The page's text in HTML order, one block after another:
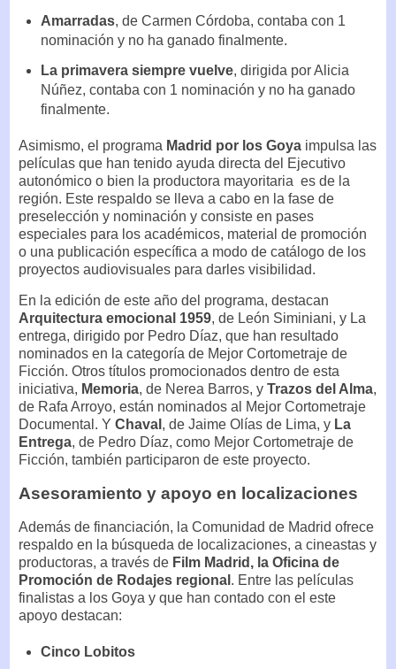
Amarradas, de Carmen Córdoba, contaba con 1
nominación y no ha ganado finalmente.
La primavera siempre vuelve, dirigida por Alicia
Núñez, contaba con 1 nominación y no ha ganado
finalmente.
Asimismo, el programa Madrid por los Goya impulsa las
películas que han tenido ayuda directa del Ejecutivo
autonómico o bien la productora mayoritaria es de la
región. Este respaldo se lleva a cabo en la fase de
preselección y nominación y consiste en pases
especiales para los académicos, material de promoción
o una publicación específica a modo de catálogo de los
proyectos audiovisuales para darles visibilidad.
En la edición de este año del programa, destacan
Arquitectura emocional 1959, de León Siminiani, y La
entrega, dirigido por Pedro Díaz, que han resultado
nominados en la categoría de Mejor Cortometraje de
Ficción. Otros títulos promocionados dentro de esta
iniciativa, Memoria, de Nerea Barros, y Trazos del Alma,
de Rafa Arroyo, están nominados al Mejor Cortometraje
Documental. Y Chaval , de Jaime Olías de Lima, y La
Entrega, de Pedro Díaz, como Mejor Cortometraje de
Ficción, también participaron de este proyecto.
Asesoramiento y apoyo en localizaciones
Además de financiación, la Comunidad de Madrid ofrece
respaldo en la búsqueda de localizaciones, a cineastas y
productoras, a través de Film Madrid, la Oficina de
Promoción de Rodajes regional . Entre las películas
finalistas a los Goya y que han contado con el este
apoyo destacan:
Cinco Lobitos